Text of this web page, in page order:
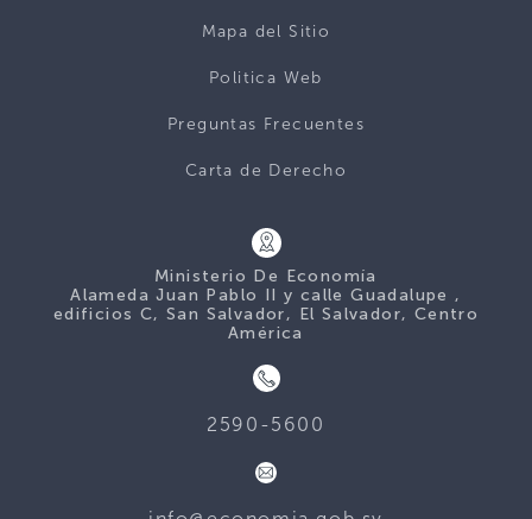
Mapa del Sitio
Politica Web
Preguntas Frecuentes
Carta de Derecho
Ministerio De Economía
Alameda Juan Pablo II y calle Guadalupe ,
edificios C, San Salvador, El Salvador, Centro
América
2590-5600